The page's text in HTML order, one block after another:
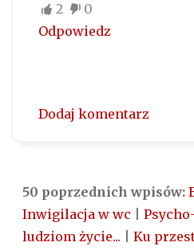
2
0
Odpowiedz
Dodaj komentarz
50 poprzednich wpisów:
Inwigilacja w wc
ludziom życie...
Ku